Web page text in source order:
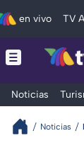
en vivo TV
Noticias
Noticias